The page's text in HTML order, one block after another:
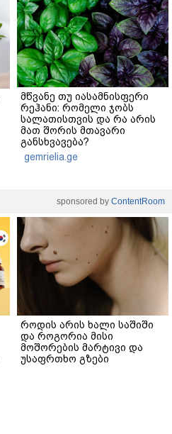
მწვანე თუ იასამნისფერი
რეჰანი: რომელი ჯობს
სალათისთვის და რა არის
მათ შორის მთავარი
განსხვავება?
gemrielia.ge
sponsored by ContentRoom
როდის არის ხალი საშიში
და როგორია მისი
მოშორების მარტივი და
უსაფრთხო გზები